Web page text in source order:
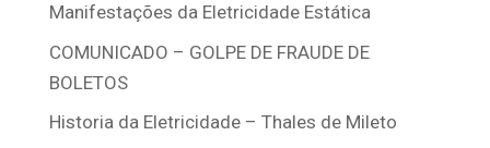
Manifestações da Eletricidade Estática
COMUNICADO – GOLPE DE FRAUDE DE
BOLETOS
Historia da Eletricidade – Thales de Mileto